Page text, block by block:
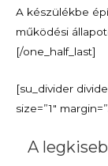
A készülékbe
működési
[/one_half_last]
[su_divider
size=”1″
A